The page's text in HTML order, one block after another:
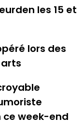
les 15 et
lors des
ce week-end